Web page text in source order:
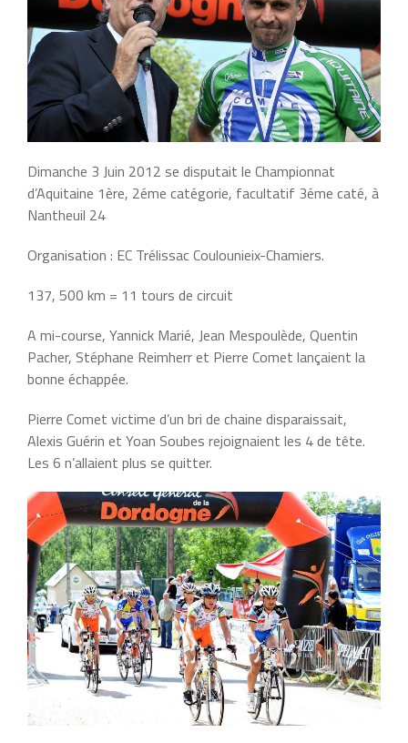
Dimanche 3 Juin 2012 se disputait le Championnat
d’Aquitaine 1ère, 2éme catégorie, facultatif 3éme caté, à
Nantheuil 24
Organisation : EC Trélissac Coulounieix-Chamiers.
137, 500 km = 11 tours de circuit
A mi-course, Yannick Marié, Jean Mespoulède, Quentin
Pacher, Stéphane Reimherr et Pierre Comet lançaient la
bonne échappée.
Pierre Comet victime d’un bri de chaine disparaissait,
Alexis Guérin et Yoan Soubes rejoignaient les 4 de tête.
Les 6 n’allaient plus se quitter.